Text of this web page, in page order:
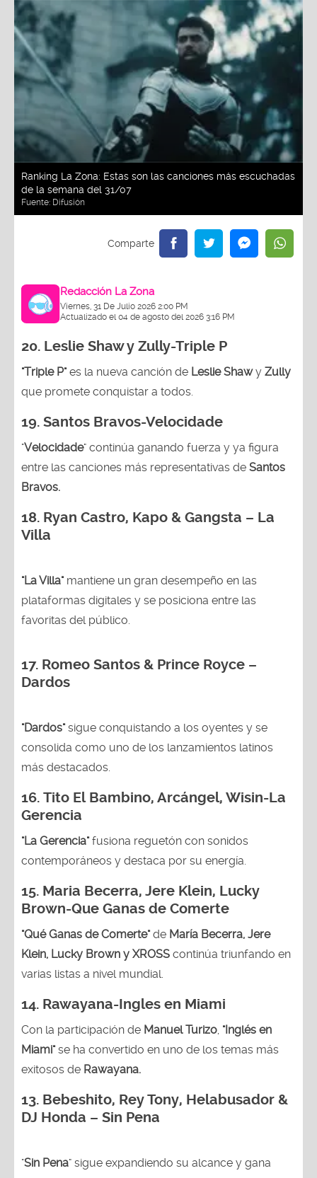
Ranking La Zona: Estas son las canciones más escuchadas
de la semana del 31/07
Fuente: Difusión
Redacción La Zona
Viernes, 31 De Julio 2026 2:00 PM
Actualizado el 04 de agosto del 2026 3:16 PM
20. Leslie Shaw y Zully-Triple P
"Triple P"es la nueva canción de Leslie Shawy Zully
que promete conquistar a todos.
19. Santos Bravos-Velocidade
"Velocidade" continúa ganando fuerza y ya figura
entre las canciones más representativas de Santos
Bravos.
18. Ryan Castro, Kapo & Gangsta – La
Villa
"La Villa"mantiene un gran desempeño en las
plataformas digitales y se posiciona entre las
favoritas del público.
17. Romeo Santos & Prince Royce –
Dardos
"Dardos"sigue conquistando a los oyentes y se
consolida como uno de los lanzamientos latinos
más destacados.
16. Tito El Bambino, Arcángel, Wisin-La
Gerencia
"La Gerencia"fusiona reguetón con sonidos
contemporáneos y destaca por su energía.
15. Maria Becerra, Jere Klein, Lucky
Brown-Que Ganas de Comerte
"Qué Ganas de Comerte"de María Becerra, Jere
Klein, Lucky Brown y XROSS continúa triunfando en
varias listas a nivel mundial.
14. Rawayana-Ingles en Miami
Con la participación de Manuel Turizo, "Inglés en
Miami"se ha convertido en uno de los temas más
exitosos de Rawayana.
13. Bebeshito, Rey Tony, Helabusador &
DJ Honda – Sin Pena
"Sin Pena" sigue expandiendo su alcance y gana